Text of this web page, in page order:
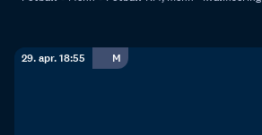
29. apr. 18:55 M